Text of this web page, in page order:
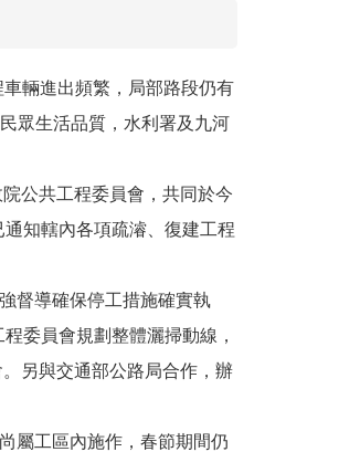
輛進出頻繁，局部路段仍有
眾生活品質，水利署及九河
公共工程委員會，共同於今
知轄內各項疏濬、復建工程
督導確保停工措施確實執
委員會規劃整體灑掃動線，
另與交通部公路局合作，辦
屬工區內施作，春節期間仍